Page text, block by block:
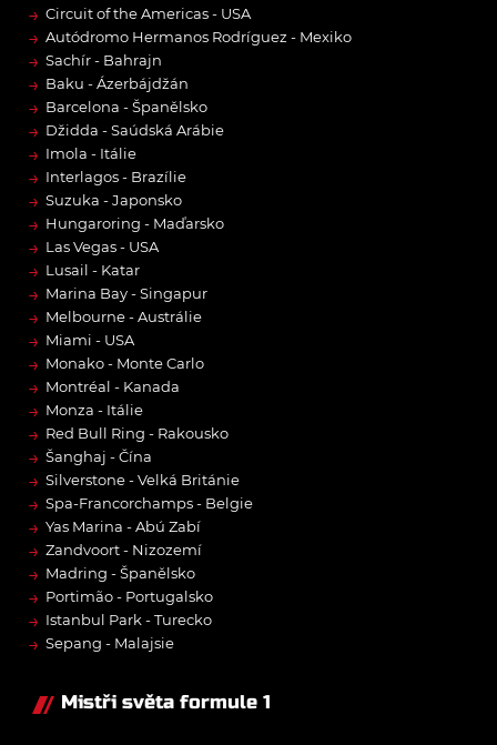
→ Circuit of the Americas - USA
→ Autódromo Hermanos Rodríguez - Mexiko
→ Sachír - Bahrajn
→ Baku - Ázerbájdžán
→ Barcelona - Španělsko
→ Džidda - Saúdská Arábie
→ Imola - Itálie
→ Interlagos - Brazílie
→ Suzuka - Japonsko
→ Hungaroring - Maďarsko
→ Las Vegas - USA
→ Lusail - Katar
→ Marina Bay - Singapur
→ Melbourne - Austrálie
→ Miami - USA
→ Monako - Monte Carlo
→ Montréal - Kanada
→ Monza - Itálie
→ Red Bull Ring - Rakousko
→ Šanghaj - Čína
→ Silverstone - Velká Británie
→ Spa-Francorchamps - Belgie
→ Yas Marina - Abú Zabí
→ Zandvoort - Nizozemí
→ Madring - Španělsko
→ Portimão - Portugalsko
→ Istanbul Park - Turecko
→ Sepang - Malajsie
Mistři světa formule 1